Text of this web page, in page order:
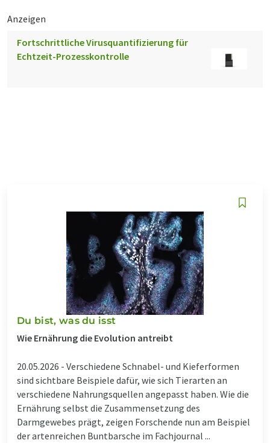
Anzeigen
Fortschrittliche Virusquantifizierung für
Echtzeit-Prozesskontrolle
Du bist, was du isst
Wie Ernährung die Evolution antreibt
20.05.2026 - Verschiedene Schnabel- und Kieferformen
sind sichtbare Beispiele dafür, wie sich Tierarten an
verschiedene Nahrungsquellen angepasst haben. Wie die
Ernährung selbst die Zusammensetzung des
Darmgewebes prägt, zeigen Forschende nun am Beispiel
der artenreichen Buntbarsche im Fachjournal ...